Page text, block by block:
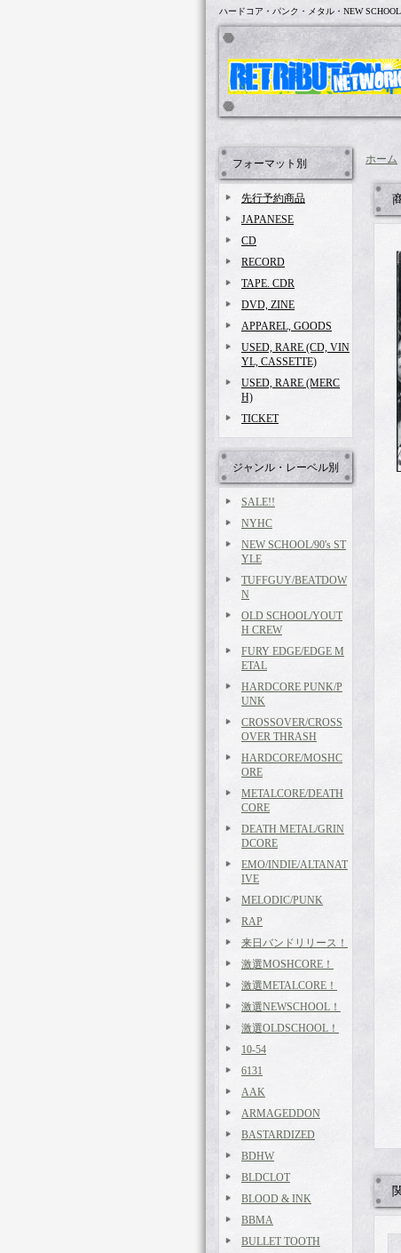
ハードコア・パンク・メタル・NEW
フォーマット別
先行予約商品
JAPANESE
CD
RECORD
TAPE. CDR
DVD, ZINE
APPAREL, GOODS
USED, RARE (CD, VIN
YL, CASSETTE)
USED, RARE (MERC
H)
TICKET
ジャンル・レーベル別
SALE!!
NYHC
NEW SCHOOL/90's ST
YLE
TUFFGUY/BEATDOW
N
OLD SCHOOL/YOUT
H CREW
FURY EDGE/EDGE M
ETAL
HARDCORE PUNK/P
UNK
CROSSOVER/CROSS
OVER THRASH
HARDCORE/MOSHC
ORE
METALCORE/DEATH
CORE
DEATH METAL/GRIN
DCORE
EMO/INDIE/ALTANAT
IVE
MELODIC/PUNK
RAP
来日バンドリリース！
激選MOSHCORE！
激選METALCORE！
激選NEWSCHOOL！
激選OLDSCHOOL！
10-54
6131
AAK
ARMAGEDDON
BASTARDIZED
BDHW
BLDCLOT
BLOOD & INK
BBMA
BULLET TOOTH
ホーム